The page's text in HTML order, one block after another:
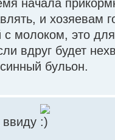
начала
и хозяевам
с молоком, это
вдруг будет
бульон.